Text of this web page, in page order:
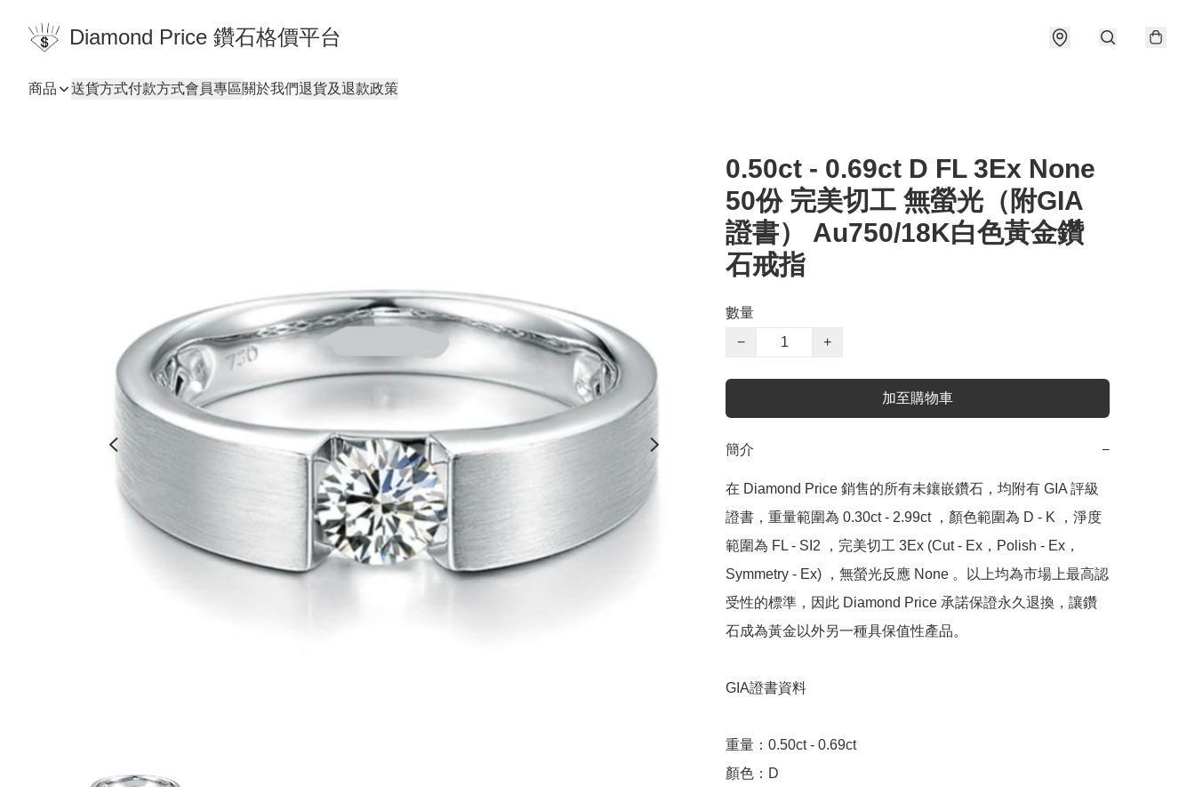
Diamond Price 鑽石格價平台
商品 送貨方式付款方式會員專區關於我們退貨及退款政策
0.50ct - 0.69ct D FL 3Ex None
50份 完美切工 無螢光（附GIA
證書） Au750/18K白色黃金鑽
石戒指
數量
−
+
加至購物車
簡介 −
在 Diamond Price 銷售的所有未鑲嵌鑽石，均附有 GIA 評級
證書，重量範圍為 0.30ct - 2.99ct ，顏色範圍為 D - K ，淨度
範圍為 FL - SI2 ，完美切工 3Ex (Cut - Ex，Polish - Ex，
Symmetry - Ex) ，無螢光反應 None 。以上均為市場上最高認
受性的標準，因此 Diamond Price 承諾保證永久退換，讓鑽
石成為黃金以外另一種具保值性產品。
GIA證書資料
重量：0.50ct - 0.69ct
顏色：D